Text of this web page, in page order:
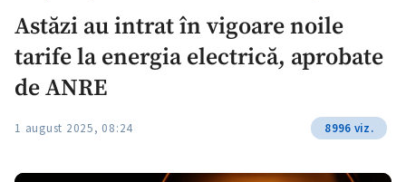
Special
Blog
Astăzi au intrat în vigoare noile
tarife la energia electrică, aprobate
de ANRE
1 august 2025, 08:24 8996 viz.